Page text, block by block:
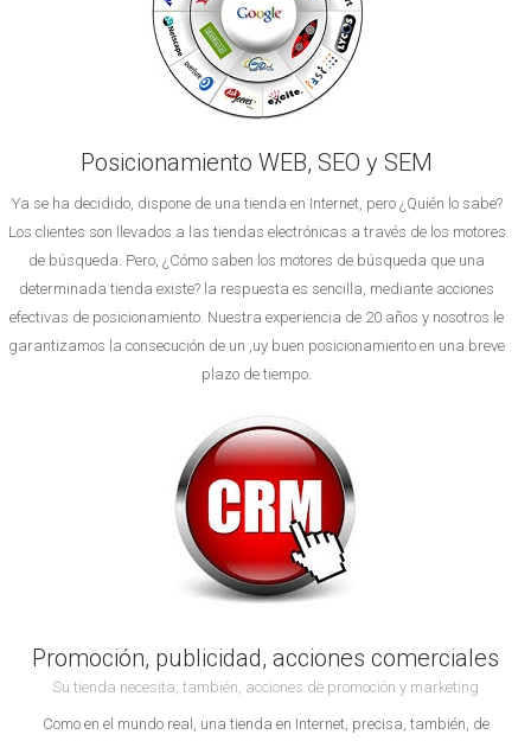
Posicionamiento WEB, SEO y SEM
Ya se ha decidido, dispone de una tienda en Internet, pero ¿Quién lo sabe?
Los clientes son llevados a las tiendas electrónicas a través de los motores
de búsqueda. Pero, ¿Cómo saben los motores de búsqueda que una
determinada tienda existe? la respuesta es sencilla, mediante acciones
efectivas de posicionamiento. Nuestra experiencia de 20 años y nosotros le
garantizamos la consecución de un ,uy buen posicionamiento en una breve
plazo de tiempo.
Promoción, publicidad, acciones comerciales
Su tienda necesita, también, acciones de promoción y marketing
Como en el mundo real, una tienda en Internet, precisa, también, de